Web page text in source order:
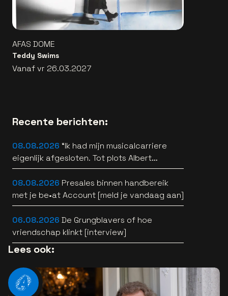
AFAS DOME
Teddy Swims
Vanaf vr 26.03.2027
Recente berichten:
08.08.2026 “Ik had mijn musicalcarriere
eigenlijk afgesloten. Tot plots Albert
Verlinde belde” [interview]
08.08.2026 Presales binnen handbereik
met je be•at Account [meld je vandaag aan]
06.08.2026 De Grungblavers of hoe
vriendschap klinkt [interview]
Lees ook: